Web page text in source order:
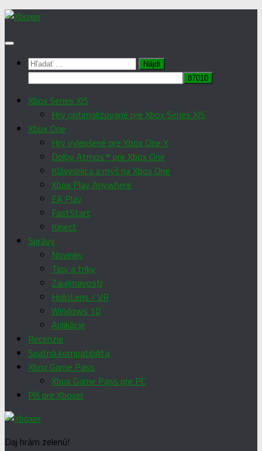
Preskočiť
obsah
Hľadať:
Xbox Series X|S
Hry optimalizované pre Xbox Series X|S
Xbox One
Hry vylepšené pre Xbox One X
Dolby Atmos™ pre Xbox One
Klávesnica a myš na Xbox One
Xbox Play Anywhere
EA Play
FastStart
Kinect
Správy
Novinky
Tipy a triky
Zaujímavosti
HoloLens / VR
Windows 10
Aplikácie
Recenzie
Spätná kompatibilita
Xbox Game Pass
Xbox Game Pass pre PC
Píš pre Xboxer
Daj hrám zelenú!